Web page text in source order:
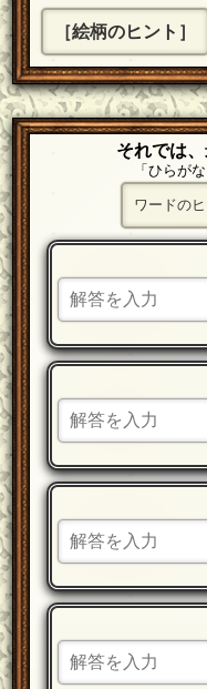
［絵柄のヒント］
それでは、
「ひらが
ワードの